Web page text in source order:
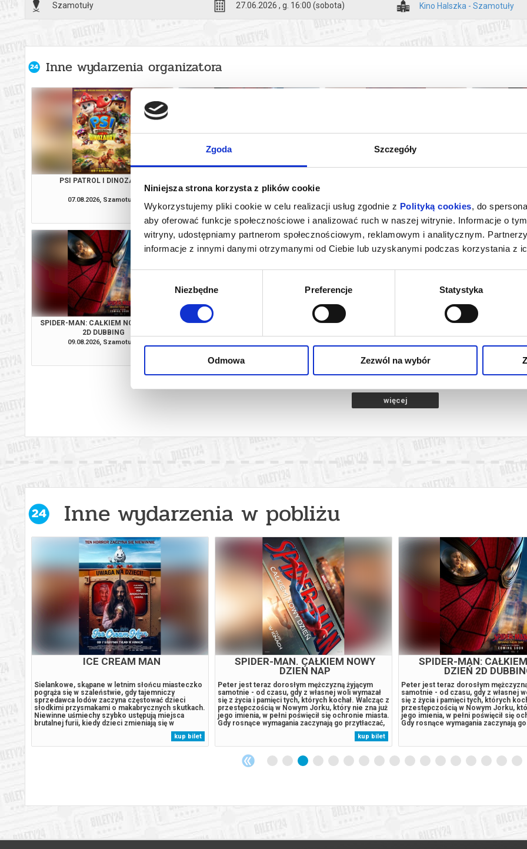
Zgoda Szczegóły
Niniejsza strona korzysta z plików cookie
Wykorzystujemy pliki cookie w celu realizacji usług zgodnie z Polityką cookies, do
aby oferować funkcje społecznościowe i analizować ruch w naszej witrynie. Informacje o
witryny, udostępniamy partnerom społecznościowym, reklamowym i analitycznym.
informacje z innymi danymi otrzymanymi od Ciebie lub uzyskanymi podczas korzystania z
Wybór
zgody
Niezbędne Preferencje Statystyka
Odmowa Zezwól na wybór
Szamotuły 27.06.2026 , g. 16:00 (sobota) Kino Halszka - Szamotuły
Inne wydarzenia organizatora
PSI PATROL I DINOZAURY
07.08.2026, Szamotuły
kup bilet
2D DUBBING
kup bilet
SPIDER-MAN: CAŁKIEM NOWY DZIEŃ
2D DUBBING
09.08.2026, Szamotuły
PSI PATROL I DINOZAURY
SPIDER-MAN: CAŁKIEM NOWY DZIEŃ
więcej
Inne wydarzenia w pobliżu
ICE CREAM MAN
Sielankowe, skąpane w letnim słońcu miasteczko
pogrąża się w szaleństwie, gdy tajemniczy
sprzedawca lodów zaczyna częstować dzieci
słodkimi przysmakami o makabrycznych skutkach.
Niewinne uśmiechy szybko ustępują miejsca
brutalnej furii, kiedy dzieci zmieniają się w
bezlitosnych łowców dorosłych. Troje młodych
bohaterów, którym cudem udaje się uniknąć klątwy,
podejmuje desperacki wyścig z czasem, by...
kup bilet
SPIDER-MAN. CAŁKIEM NOWY
DZIEŃ NAP
Peter jest teraz dorosłym mężczyzną żyjącym
samotnie - od czasu, gdy z własnej woli wymazał
się z życia i pamięci tych, których kochał. Walcząc z
przestępczością w Nowym Jorku, który nie zna już
jego imienia, w pełni poświęcił się ochronie miasta.
Gdy rosnące wymagania zaczynają go przytłaczać,
presja wywołuje zaskakującą fizyczną przemianę,
która zagraża jego istnieniu, podczas gdy nowy,
niepokojący...
kup bilet
SPIDER-MAN:
DZIEŃ 2D
Peter jest teraz dorosłym
samotnie - od czasu, gdy z własnej
się z życia i pamięci tych, których
przestępczością w Nowym Jorku,
jego imienia, w pełni poświęcił się
Gdy rosnące wymagania zaczynają
niepokojący...